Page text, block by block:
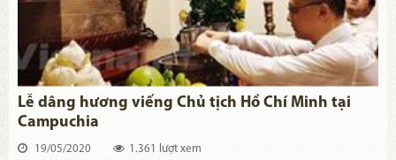
Lễ dâng hương viếng Chủ tịch Hồ Chí Minh tại
Campuchia
19/05/2020 1.361 lượt xem